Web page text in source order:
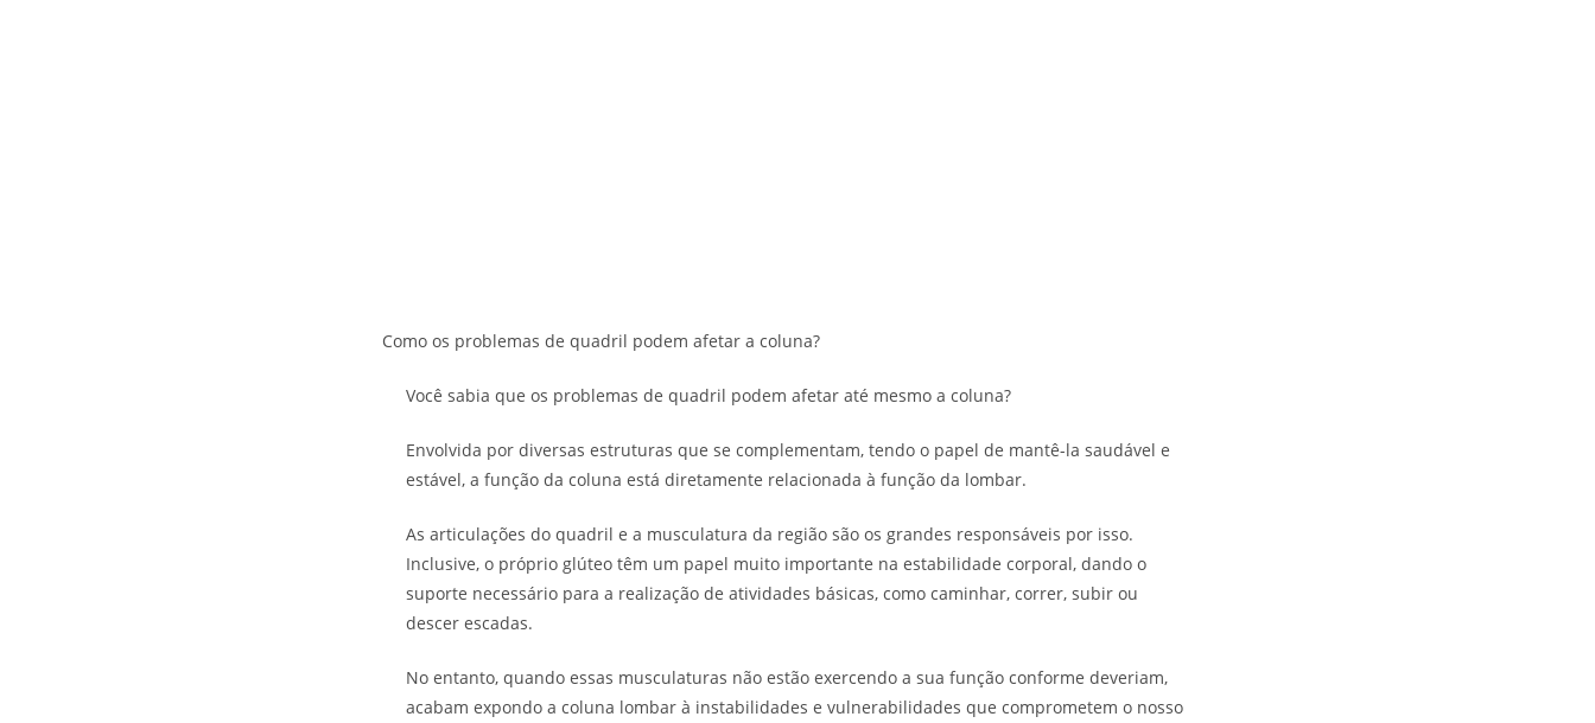
Como os problemas de quadril podem afetar a coluna?
Você sabia que os problemas de quadril podem afetar até mesmo a coluna?
Envolvida por diversas estruturas que se complementam, tendo o papel de mantê-la saudável e
estável, a função da coluna está diretamente relacionada à função da lombar.
As articulações do quadril e a musculatura da região são os grandes responsáveis por isso.
Inclusive, o próprio glúteo têm um papel muito importante na estabilidade corporal, dando o
suporte necessário para a realização de atividades básicas, como caminhar, correr, subir ou
descer escadas.
No entanto, quando essas musculaturas não estão exercendo a sua função conforme deveriam,
acabam expondo a coluna lombar à instabilidades e vulnerabilidades que comprometem o nosso